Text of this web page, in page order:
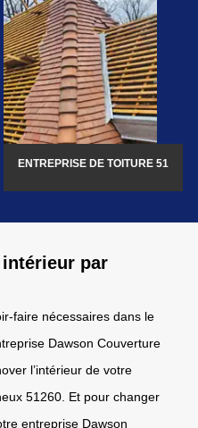
ENTREPRISE DE TOITURE 51
par
faire nécessaires dans le
Dawson Couverture
l’intérieur de votre
51260. Et pour changer
entreprise Dawson